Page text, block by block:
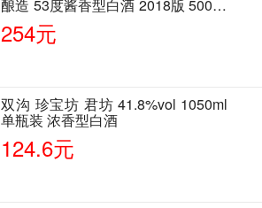
酿造 53度酱香型白酒 2018版 500ml
单瓶装
254元
双沟 珍宝坊 君坊 41.8%vol 1050ml
单瓶装 浓香型白酒
124.6元